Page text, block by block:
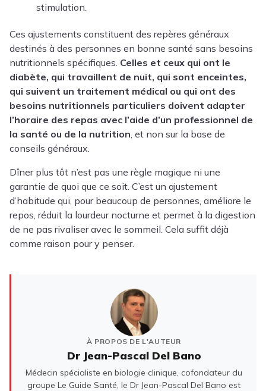
stimulation.
Ces ajustements constituent des repères généraux
destinés à des personnes en bonne santé sans besoins
nutritionnels spécifiques. Celles et ceux qui ont le
diabète, qui travaillent de nuit, qui sont enceintes,
qui suivent un traitement médical ou qui ont des
besoins nutritionnels particuliers doivent adapter
l’horaire des repas avec l’aide d’un professionnel de
la santé ou de la nutrition , et non sur la base de
conseils généraux.
Dîner plus tôt n’est pas une règle magique ni une
garantie de quoi que ce soit. C’est un ajustement
d’habitude qui, pour beaucoup de personnes, améliore le
repos, réduit la lourdeur nocturne et permet à la digestion
de ne pas rivaliser avec le sommeil. Cela suffit déjà
comme raison pour y penser.
À PROPOS DE L'AUTEUR
Dr Jean-Pascal Del Bano
Médecin spécialiste en biologie clinique, cofondateur du
groupe Le Guide Santé, le Dr Jean-Pascal Del Bano est